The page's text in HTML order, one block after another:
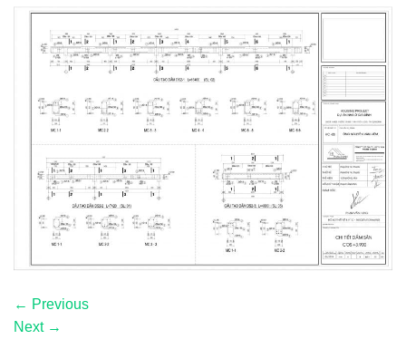
← Previous
Next →